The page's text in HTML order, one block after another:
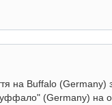
на Buffalo (Germany)
(Germany) на